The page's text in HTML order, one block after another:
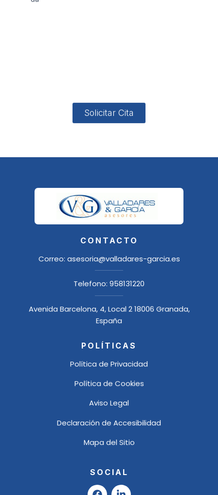
Solicitar Cita
CONTACTO
Correo: asesoria@valladares-garcia.es
Telefono: 958131220
Avenida Barcelona, 4, Local 2 18006 Granada,
España
POLÍTICAS
Política de Privacidad
Política de Cookies
Aviso Legal
Declaración de Accesibilidad
Mapa del Sitio
SOCIAL
F
L